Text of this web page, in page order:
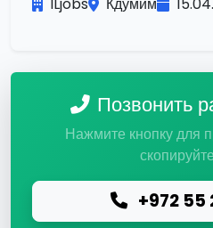
Позвонить
Нажмите кнопку для
+972 55